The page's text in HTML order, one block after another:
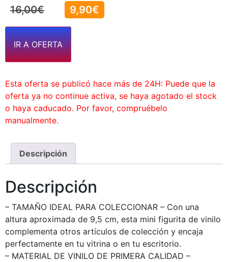
16,00€ 9,90€
IR A OFERTA
Esta oferta se publicó hace más de 24H: Puede que la
oferta ya no continue activa, se haya agotado el stock
o haya caducado. Por favor, compruébelo
manualmente.
Descripción
Descripción
– TAMAÑO IDEAL PARA COLECCIONAR – Con una
altura aproximada de 9,5 cm, esta mini figurita de vinilo
complementa otros artículos de colección y encaja
perfectamente en tu vitrina o en tu escritorio.
– MATERIAL DE VINILO DE PRIMERA CALIDAD –